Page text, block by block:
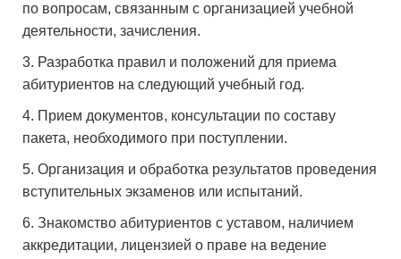
по вопросам, связанным с организацией учебной
деятельности, зачисления.
Разработка правил и положений для приема
абитуриентов на следующий учебный год.
Прием документов, консультации по составу
пакета, необходимого при поступлении.
Организация и обработка результатов проведения
вступительных экзаменов или испытаний.
Знакомство абитуриентов с уставом, наличием
аккредитации, лицензией о праве на ведение